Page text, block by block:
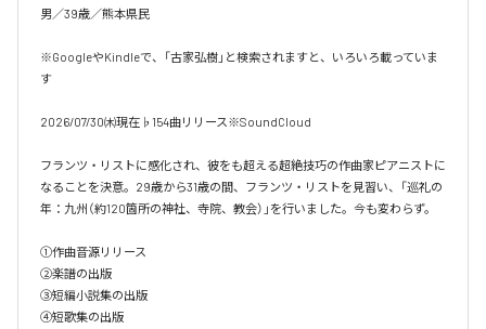
男／39歳／熊本県民
※GoogleやKindleで、「古家弘樹」と検索されますと、いろいろ載っていま
す
2026/07/30㈭現在♭154曲リリース※SoundCloud
フランツ・リストに感化され、彼をも超える超絶技巧の作曲家ピアニストに
なることを決意。29歳から31歳の間、フランツ・リストを見習い、「巡礼の
年：九州（約120箇所の神社、寺院、教会）」を行いました。今も変わらず。
①作曲音源リリース
②楽譜の出版
③短編小説集の出版
④短歌集の出版